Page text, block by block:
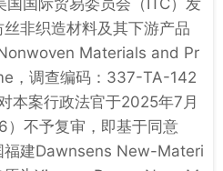
非织造材料及其下游产品
Materials and Pr
，调查编码：337-TA-142
本案行政法官于2025年7月
不予复审，即基于同意
福建Dawnsens New-Materi